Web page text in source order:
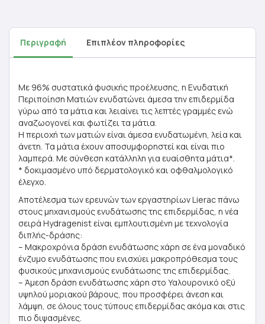
Περιγραφή Επιπλέον πληροφορίες
Με 96% συστατικά φυσικής προέλευσης, η Ενυδατική
Περιποίηση Ματιών ενυδατώνει άμεσα την επιδερμίδα
γύρω από τα μάτια και λειαίνει τις λεπτές γραμμές ενώ
αναζωογονεί και φωτίζει τα μάτια.
Η περιοχή των ματιών είναι άμεσα ενυδατωμένη, λεία και
άνετη. Τα μάτια έχουν αποσυμφορηστεί και είναι πιο
λαμπερά. Με σύνθεση κατάλληλη για ευαίσθητα μάτια*.
* δοκιμασμένο υπό δερματολογικό και οφθαλμολογικό
έλεγχο.
Αποτέλεσμα των ερευνών των εργαστηρίων Lierac πάνω
στους μηχανισμούς ενυδάτωσης της επιδερμίδας, η νέα
σειρά Hydragenist είναι εμπλουτισμένη με τεχνολογία
διπλής-δράσης:
– Μακροχρόνια δράση ενυδάτωσης χάρη σε ένα μοναδικό
ένζυμο ενυδάτωσης που ενισχύει μακροπρόθεσμα τους
φυσικούς μηχανισμούς ενυδάτωσης της επιδερμίδας.
– Άμεση δράση ενυδάτωσης χάρη στο Υαλουρονικό οξύ
υψηλού μοριακού βάρους, που προσφέρει άνεση και
λάμψη, σε όλους τους τύπους επιδερμίδας ακόμα και στις
πιο διψασμένες.